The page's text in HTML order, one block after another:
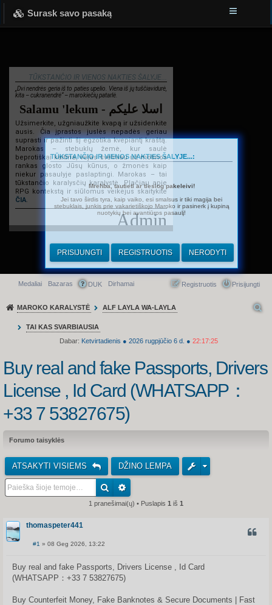
Surask savo pasaką
TŪKSTANČIO IR VIENOS NAKTIES ŠALYJE...
„Dvi nendrės geria iš to paties upelio. Viena iš jų tuščiavidurė,
kita – cukranendrė“ – marokiečių patarlė.
Salamu 'lekum - اسلا عليكم
Užsimerkite, užgniaužkite kvapą ir užsidenkite
ausis. Čia įprastos juslės nepadės geriau
suprasti ir pažinti šį egzotika kvepiantį kraštą.
Marokas – stebuklų žemė, kur saulė
beprotiškai kaitina, vėjas švelniau už motinos
rankas glosto Jūsų kūnus, o žmonės kaip
niekur pasaulyje paslaptingi. Marokas – tai
tūkstančio karalysčių karalystė. Plačiau apie
RPG kontekstą ir siūlomus veikėjus skaitykite
ČIA.
Admin
Greitasis meniu
Medaliai Bazaras DUK Dirhamai Prisijungti
Registruotis
MAROKO KARALYSTĖ ALF LAYLA WA-LAYLA
TAI KAS SVARBIAUSIA
Dabar: Ketvirtadienis ● 2026 rugpjūčio 6 d. ● 22:17:25
TŪKSTANČIO IR VIENOS NAKTIES ŠALYJE...:
Mrehba, tautieti ar tiesiog pakeleivi!
Jei tavo širdis tyra, kaip vaiko, esi smalsus ir tiki magija bei
stebuklais, junkis prie vakarietiškojo Maroko ir pasinerk į kupiną
nuotykių bei avantiūros pasaulį!
PRISIJUNGTI REGISTRUOTIS NERODYTI
Buy real and fake Passports, Drivers
License , Id Card (WHATSAPP：
+33 7 53827675)
Forumo taisyklės
ATSAKYTI VISIEMS DŽINO LEMPA
1 pranešimai(ų) • Puslapis 1 iš 1
thomaspeter441
n
t
#1 » 08 Geg 2026, 13:22
Buy real and fake Passports, Drivers License , Id Card
(WHATSAPP：+33 7 53827675)
Buy Counterfeit Money, Fake Banknotes & Secure Documents | Fast